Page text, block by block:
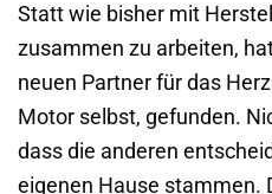
Statt wie bisher mit
zusammen zu arbeiten,
neuen Partner für das
Motor selbst, gefunden.
dass die anderen
eigenen Hause stammen.